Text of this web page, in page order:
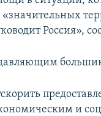
Россия»,
и